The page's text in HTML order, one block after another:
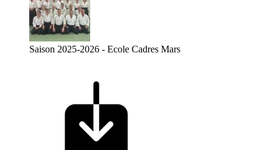
Saison 2025-2026 - Ecole Cadres Mars